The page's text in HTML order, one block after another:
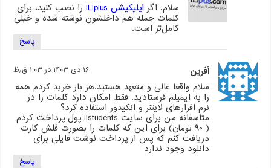
سلام. اگر اپلیکیشن ILIplus را نصب کنید، برای
کلمات جمله هم داخلشون نوشته شده و خیلی
کامل‌تر است.
پاسخ
آفرین ۱۶ دی ۱۴۰۳ در ۱:۰۳ ق٫ظ
سلام واقعا عالی و متعهد هستید.هر بار خرید کردم همه
را به ایمیلم فرستادید. فقط امکان دارد کلمات را در
نرم افزارهای لایتنر و انکیدور استفاده کرد؟
متاسفانه من برای سایت ilstudents پول پرداخت کردم
( ۹۰ تومان) برای این که کلمات را بصورت فلش کارت
دریافت کنم که پس از پرداخت نوشت فایلی برای
دانلود وجود ندارد
پاسخ